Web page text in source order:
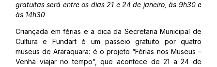
gratuitas será entre os dias 21 e 24 de janeiro, às 9h30 e
às 14h30
Criançada em férias e a dica da Secretaria Municipal de
Cultura e Fundart é um passeio gratuito por quatro
museus de Araraquara: é o projeto “Férias nos Museus –
Venha viajar no tempo”, que acontece de 21 a 24 de